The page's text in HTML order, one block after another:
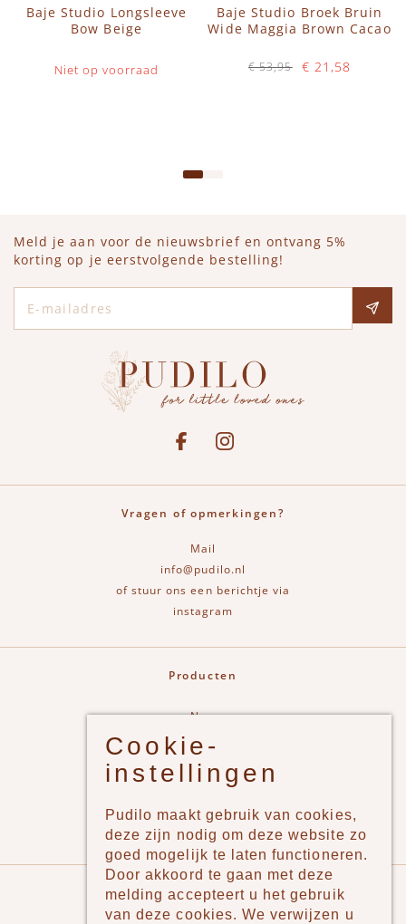
Baje Studio Longsleeve
Bow Beige
Niet op voorraad
Baje Studio Broek Bruin
Wide Maggia Brown Cacao
€ 21,58
€ 53,95
Meld je aan voor de nieuwsbrief en ontvang 5%
korting op je eerstvolgende bestelling!
See our FacebookBekijk onze Instagram pagina
Vragen of opmerkingen?
Mail
info@pudilo.nl
of stuur ons een berichtje via
instagram
Producten
New
Jongens
Meisjes
Merken
Pudilo
Cookie-
instellingen
Pudilo maakt gebruik van cookies,
deze zijn nodig om deze website zo
goed mogelijk te laten functioneren.
Door akkoord te gaan met deze
melding accepteert u het gebruik
van deze cookies. We verwijzen u